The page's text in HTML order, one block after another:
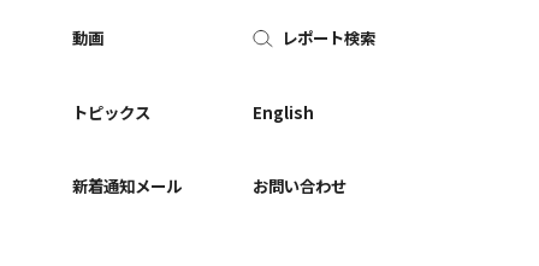
動画
トピックス
新着通知メール
レポート検索
English
お問い合わせ